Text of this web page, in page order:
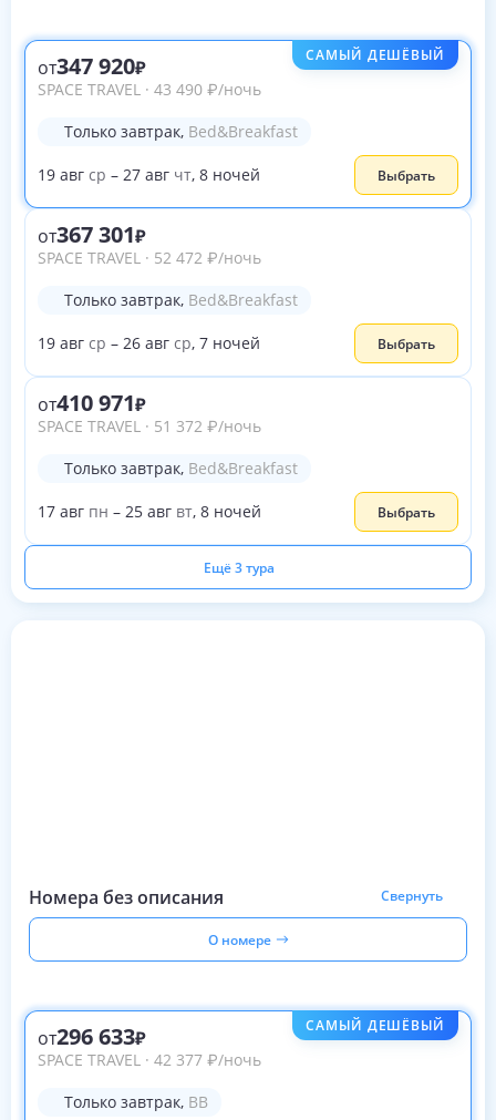
САМЫЙ ДЕШЁВЫЙ
от347 920
SPACE TRAVEL · 43 490 ₽/ночь
Только завтрак, Bed&Breakfast
19 авг ср – 27 авг чт, 8 ночей Выбрать
от367 301
SPACE TRAVEL · 52 472 ₽/ночь
Только завтрак, Bed&Breakfast
19 авг ср – 26 авг ср, 7 ночей Выбрать
от410 971
SPACE TRAVEL · 51 372 ₽/ночь
Только завтрак, Bed&Breakfast
17 авг пн – 25 авг вт, 8 ночей Выбрать
Ещё 3 тура
Номера без описания Свернуть
О номере
САМЫЙ ДЕШЁВЫЙ
от296 633
SPACE TRAVEL · 42 377 ₽/ночь
Только завтрак, BB